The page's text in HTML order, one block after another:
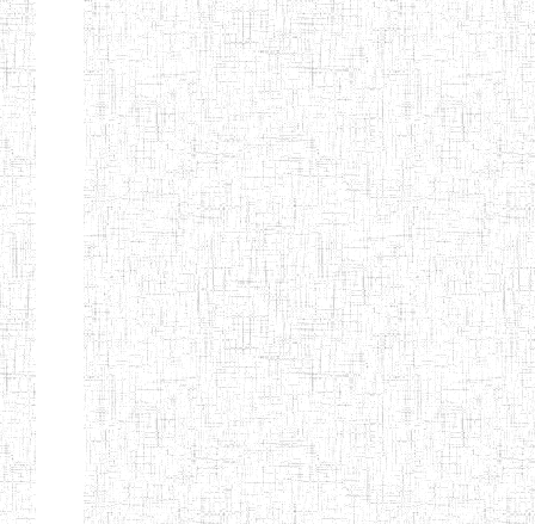
PEDAGOGIQUES
ENIEG DU HAUT
NKAM
12/08/2013 ENIEG
ENIEG BILINGUE
DE L'IPEP DE
BANDJOUN
05/09/2003 ENIEG
ENIEG PRIVEE
NANFAH
07/09/2012 ENIEG
ENPIEG TERESA
JANE
14/03/2014 ENIEG
ENIEG
04/08/2010 ENIEG